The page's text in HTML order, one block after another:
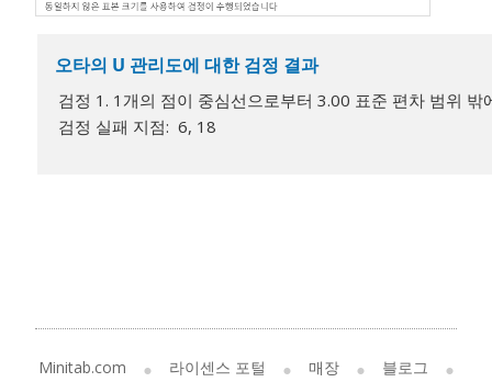
오타의 U 관리도에 대한 검정 결과
검정 1. 1개의 점이 중심선으로부터 3.00 표준 편차 범위 밖
검정 실패 지점: 6, 18
Minitab.com 라이센스 포털 매장
블로그